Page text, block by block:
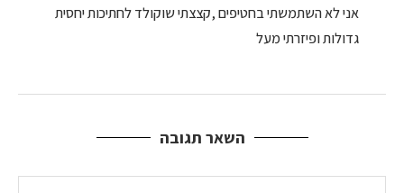
אני לא השתמשתי בחטיפים ,קצצתי שוקולד לחתיכות יחסית
גדולות ופיזרתי מעל
השאר תגובה